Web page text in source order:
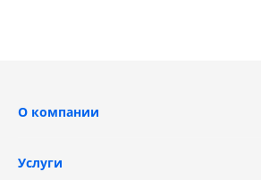
О компании
Услуги